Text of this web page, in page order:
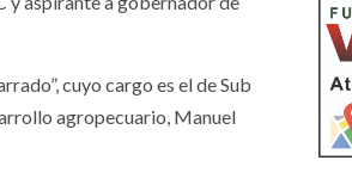
cuyo cargo es el de Sub
agropecuario, Manuel